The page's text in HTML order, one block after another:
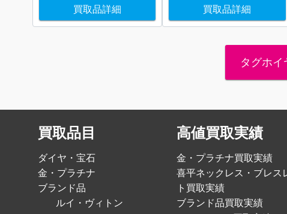
買取品詳細 買取品詳細
タグホイ
買取品目
ダイヤ・宝石
金・プラチナ
ブランド品
ルイ・ヴィトン
高値買取実績
金・プラチナ買取実績
喜平ネックレス・ブレス
ト買取実績
ブランド品買取実績